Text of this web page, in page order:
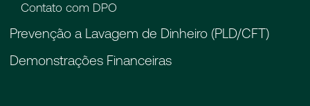
Contato com DPO
Prevenção a Lavagem de Dinheiro (PLD/CFT)
Demonstrações Financeiras